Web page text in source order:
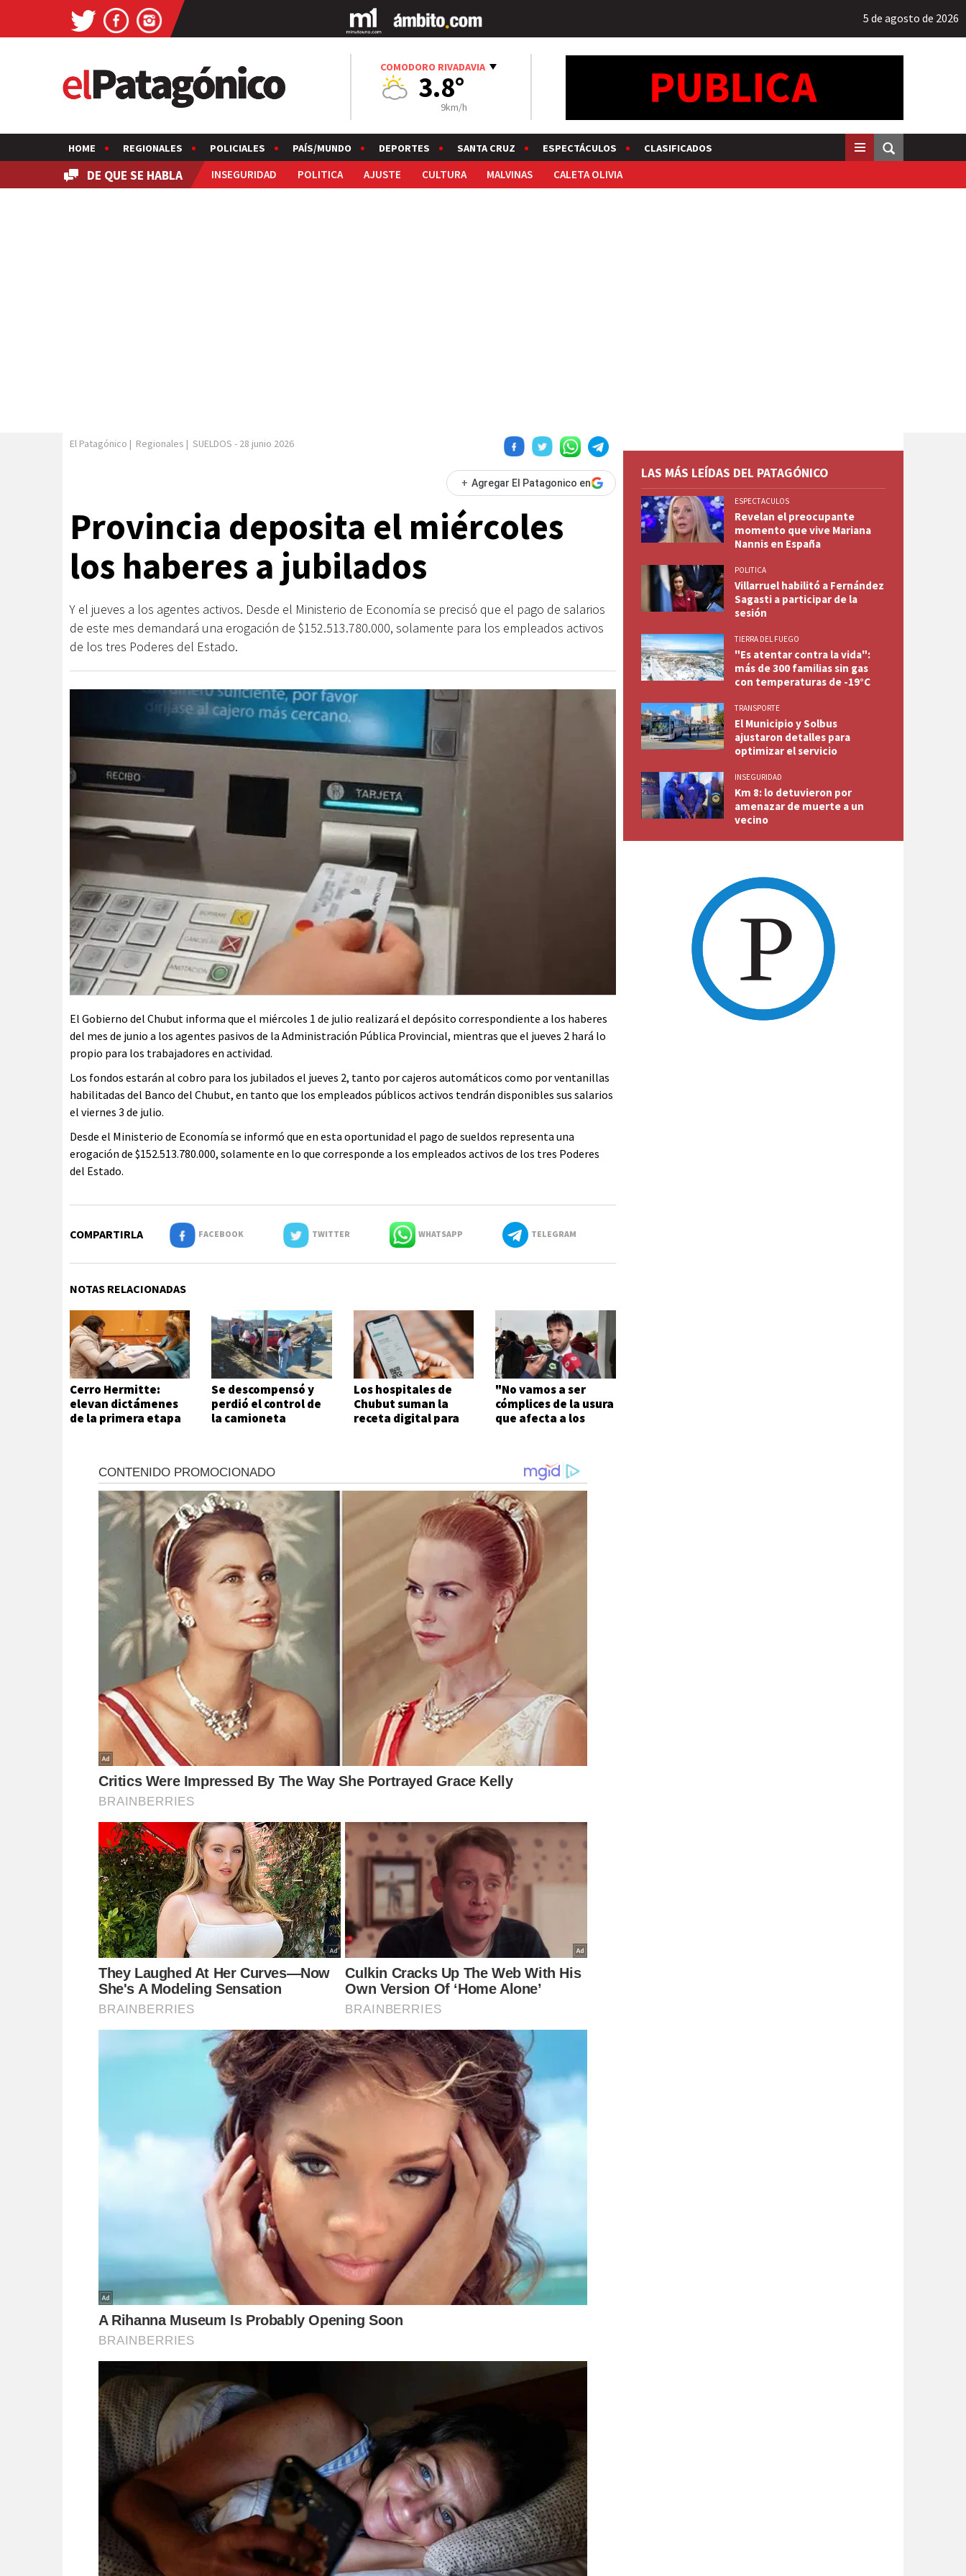
5 de agosto de 2026
COMODORO RIVADAVIA
3.8°
9km/h
HOME REGIONALES POLICIALES PAÍS/MUNDO DEPORTES SANTA CRUZ ESPECTÁCULOS CLASIFICADOS
DE QUE SE HABLA INSEGURIDAD POLITICA AJUSTE CULTURA MALVINAS CALETA OLIVIA
El Patagónico | Regionales | SUELDOS - 28 junio 2026
+ Agregar El Patagonico en
Provincia deposita el miércoles
los haberes a jubilados
Y el jueves a los agentes activos. Desde el Ministerio de Economía se precisó que el pago de salarios
de este mes demandará una erogación de $152.513.780.000, solamente para los empleados activos
de los tres Poderes del Estado.
El Gobierno del Chubut informa que el miércoles 1 de julio realizará el depósito correspondiente a los haberes
del mes de junio a los agentes pasivos de la Administración Pública Provincial, mientras que el jueves 2 hará lo
propio para los trabajadores en actividad.
Los fondos estarán al cobro para los jubilados el jueves 2, tanto por cajeros automáticos como por ventanillas
habilitadas del Banco del Chubut, en tanto que los empleados públicos activos tendrán disponibles sus salarios
el viernes 3 de julio.
Desde el Ministerio de Economía se informó que en esta oportunidad el pago de sueldos representa una
erogación de $152.513.780.000, solamente en lo que corresponde a los empleados activos de los tres Poderes
del Estado.
COMPARTIRLA FACEBOOK TWITTER WHATSAPP TELEGRAM
NOTAS RELACIONADAS
Cerro Hermitte:
elevan dictámenes
de la primera etapa
Se descompensó y
perdió el control de
la camioneta
Los hospitales de
Chubut suman la
receta digital para
"No vamos a ser
cómplices de la usura
que afecta a los
LAS MÁS LEÍDAS DEL PATAGÓNICO
ESPECTACULOS
Revelan el preocupante
momento que vive Mariana
Nannis en España
POLITICA
Villarruel habilitó a Fernández
Sagasti a participar de la
sesión
TIERRA DEL FUEGO
"Es atentar contra la vida":
más de 300 familias sin gas
con temperaturas de -19°C
TRANSPORTE
El Municipio y Solbus
ajustaron detalles para
optimizar el servicio
INSEGURIDAD
Km 8: lo detuvieron por
amenazar de muerte a un
vecino